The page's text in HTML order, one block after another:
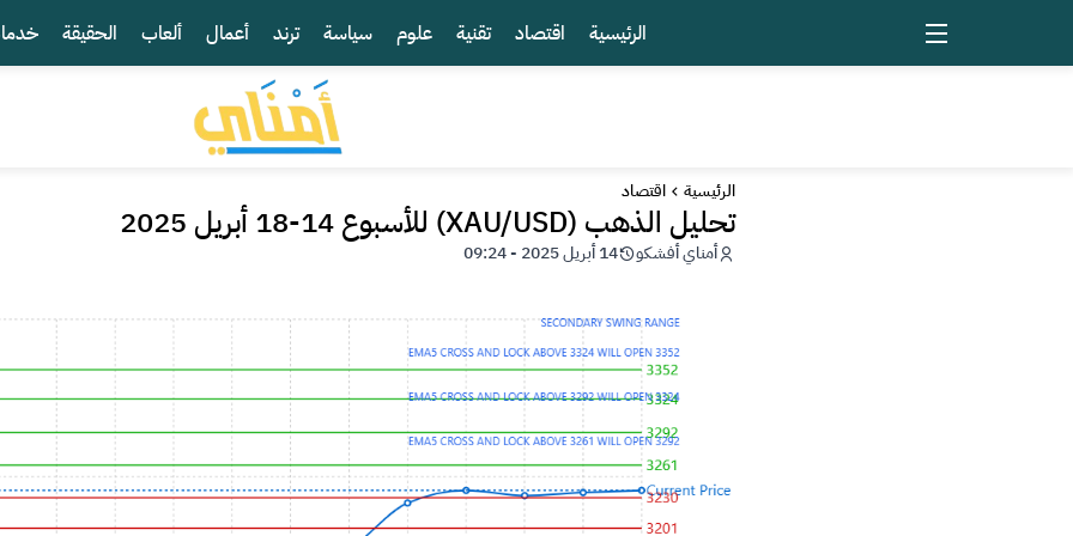
الرئيسية اقتصاد تقنية علوم سياسة ترند أعمال ألعاب الحقيقة
الرئيسية اقتصاد
تحليل الذهب (XAU/USD) للأسبوع 14-18 أبريل 2025
أمناي أفشكو 14 أبريل 2025 - 09:24